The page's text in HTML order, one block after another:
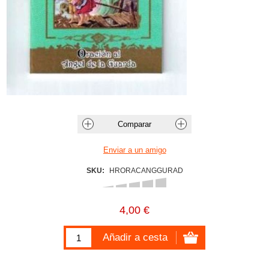
SKU: HRORACANGGURAD
4,00 €